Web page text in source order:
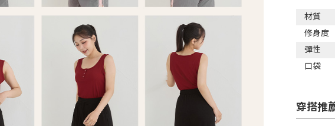
材質
修身度
彈性
口袋
穿搭推